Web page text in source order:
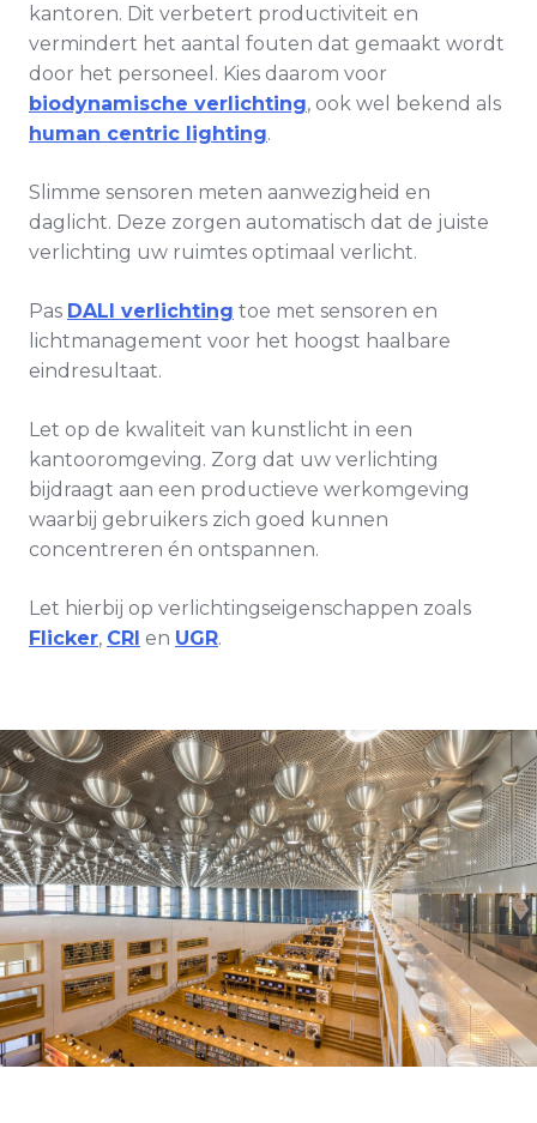
kantoren. Dit verbetert productiviteit en
vermindert het aantal fouten dat gemaakt wordt
door het personeel. Kies daarom voor
biodynamische verlichting, ook wel bekend als
human centric lighting.
Slimme sensoren meten aanwezigheid en
daglicht. Deze zorgen automatisch dat de juiste
verlichting uw ruimtes optimaal verlicht.
Pas DALI verlichting toe met sensoren en
lichtmanagement voor het hoogst haalbare
eindresultaat.
Let op de kwaliteit van kunstlicht in een
kantooromgeving. Zorg dat uw verlichting
bijdraagt aan een productieve werkomgeving
waarbij gebruikers zich goed kunnen
concentreren én ontspannen.
Let hierbij op verlichtingseigenschappen zoals
Flicker, CRI en UGR.